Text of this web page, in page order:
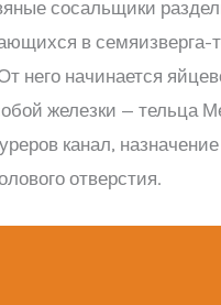
сосальщики
в семяизверга-
него начинается
железки — тельца
канал, назначение
отверстия.